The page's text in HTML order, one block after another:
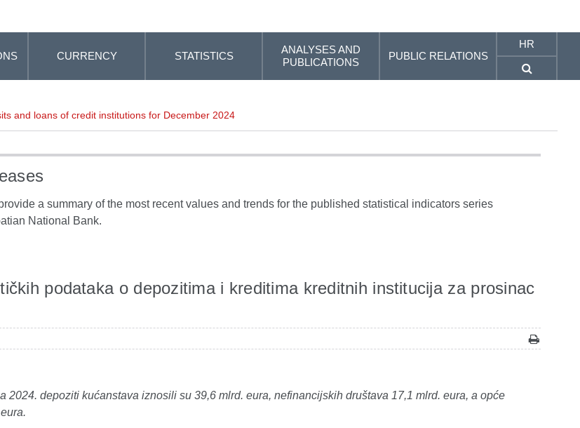
CURRENCY STATISTICS
ANALYSES AND
PUBLICATIONS
PUBLIC RELATIONS
HR
and loans of credit institutions for December 2024
a summary of the most recent values and trends for the published statistical indicators series
National Bank.
podataka o depozitima i kreditima kreditnih institucija za prosinac
2024. depoziti kućanstava iznosili su 39,6 mlrd. eura, nefinancijskih društava 17,1 mlrd. eura, a opće